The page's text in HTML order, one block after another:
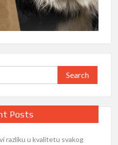
Search
for:
Posts
razliku u kvalitetu svakog